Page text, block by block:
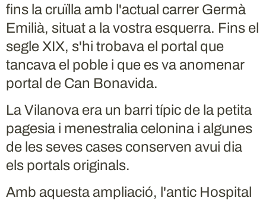
fins la cruïlla amb l'actual carrer Germà
Emilià, situat a la vostra esquerra. Fins el
segle XIX, s'hi trobava el portal que
tancava el poble i que es va anomenar
portal de Can Bonavida.
La Vilanova era un barri típic de la petita
pagesia i menestralia celonina i algunes
de les seves cases conserven avui dia
els portals originals.
Amb aquesta ampliació, l'antic Hospital